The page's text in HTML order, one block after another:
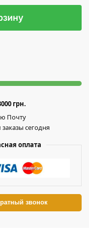
грн.
Почту
сегодня
оплата
звонок